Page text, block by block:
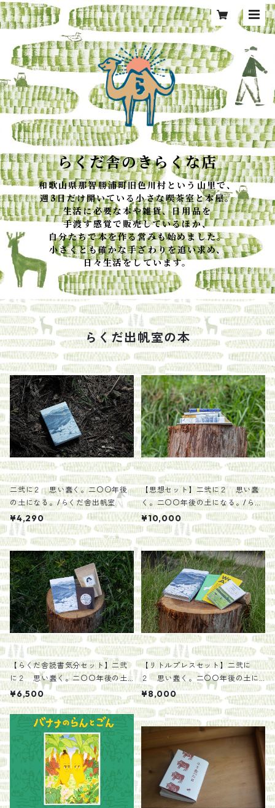
らくだ舎のきらくな店
和歌山県那智勝浦町旧色川村という山里で、
週3日だけ開いている小さな喫茶室と本屋。
生活に必要な本や雑貨、日用品を
手渡す感覚で販売しているほか、
自分たちで本を作る営みも始めました。
小さくとも確かな手ざわりを追い求め、
日々生活をしています。
らくだ出帆室の本
二弐に２ 思い蠢く。二〇〇年後
の土になる。/らくだ舎出帆室
¥4,290
【思想セット】二弐に２ 思い蠢
く。二〇〇年後の土になる。/らく
だ舎出帆室
¥10,000
【らくだ舎読書気分セット】二弐
に２ 思い蠢く。二〇〇年後の土
になる。/らくだ舎出帆室
¥6,500
【リトルプレスセット】二弐に
２ 思い蠢く。二〇〇年後の土に
なる。/らくだ舎出帆室
¥8,000